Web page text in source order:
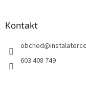
Kontakt
obchod@
603 408 749